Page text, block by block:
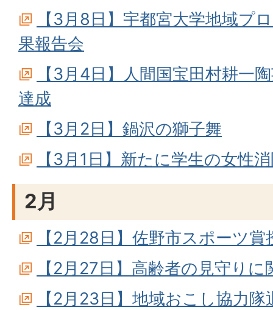
【3月8日】宇都宮大学地域プ
果報告会
【3月4日】人間国宝田村耕一
達成
【3月2日】鍋沢の獅子舞
【3月1日】新たに学生の女性
2月
【2月28日】佐野市スポーツ賞
【2月27日】高齢者の見守り
【2月23日】地域おこし協力